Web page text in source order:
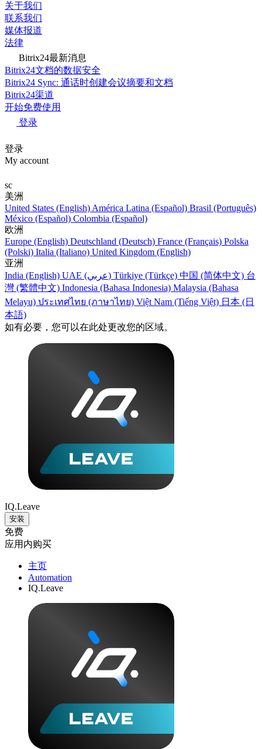
关于我们
联系我们
媒体报道
法律
Bitrix24最新消息
Bitrix24文档的数据安全
Bitrix24 Sync: 通话时创建会议摘要和文档
Bitrix24渠道
开始免费使用
登录
登录
My account
sc
美洲
United States (English) América Latina (Español) Brasil (Português)
México (Español) Colombia (Español)
欧洲
Europe (English) Deutschland (Deutsch) France (Français) Polska
(Polski) Italia (Italiano) United Kingdom (English)
亚洲
India (English)
UAE (عربي) Türkiye (Türkçe) 中国 (简体中文) 台
灣 (繁體中文) Indonesia (Bahasa Indonesia) Malaysia (Bahasa
Melayu) ประเทศไทย (ภาษาไทย) Việt Nam (Tiếng Việt) 日本 (日
本語)
如有必要，您可以在此处更改您的区域。
IQ.Leave
安装
免费
应用内购买
主页
Automation
IQ.Leave